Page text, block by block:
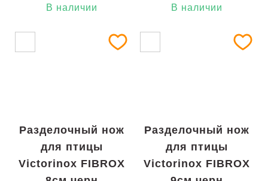
В наличии
В наличии
Разделочный нож
для птицы
Victorinox FIBROX
Разделочный нож
для птицы
Victorinox FIBROX